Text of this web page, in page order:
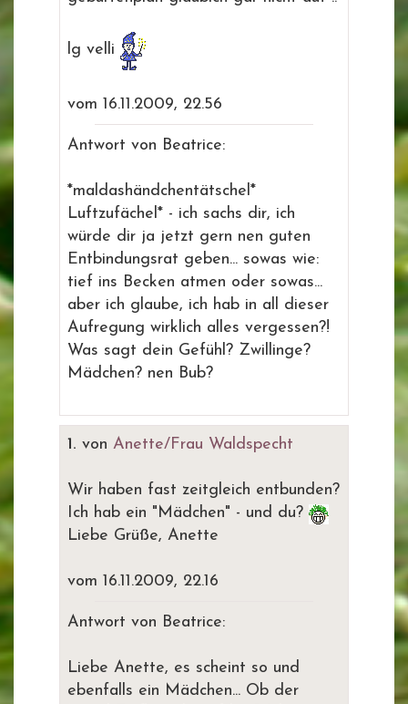
lg velli
vom 16.11.2009, 22.56
Antwort von Beatrice:
*maldashändchentätschel*
Luftzufächel* - ich sachs dir, ich
würde dir ja jetzt gern nen guten
Entbindungsrat geben... sowas wie:
tief ins Becken atmen oder sowas...
aber ich glaube, ich hab in all dieser
Aufregung wirklich alles vergessen?!
Was sagt dein Gefühl? Zwillinge?
Mädchen? nen Bub?
1. von Anette/Frau Waldspecht
Wir haben fast zeitgleich entbunden?
Ich hab ein "Mädchen" - und du?
Liebe Grüße, Anette
vom 16.11.2009, 22.16
Antwort von Beatrice:
Liebe Anette, es scheint so und
ebenfalls ein Mädchen... Ob der